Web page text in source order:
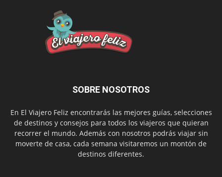
SOBRE NOSOTROS
En El Viajero Feliz encontrarás las mejores guías, selecciones
de destinos y consejos para todos los viajeros que quieran
recorrer el mundo. Además con nosotros podrás viajar sin
moverte de casa, cada semana visitaremos un montón de
destinos diferentes.